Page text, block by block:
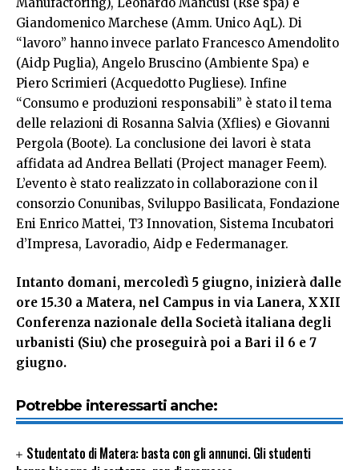
Giandomenico Marchese (Amm. Unico AqL). Di
“lavoro” hanno invece parlato Francesco Amendolito
(Aidp Puglia), Angelo Bruscino (Ambiente Spa) e
Piero Scrimieri (Acquedotto Pugliese). Infine
“Consumo e produzioni responsabili” è stato il tema
delle relazioni di Rosanna Salvia (Xflies) e Giovanni
Pergola (Boote). La conclusione dei lavori è stata
affidata ad Andrea Bellati (Project manager Feem).
L’evento è stato realizzato in collaborazione con il
consorzio Conunibas, Sviluppo Basilicata, Fondazione
Eni Enrico Mattei, T3 Innovation, Sistema Incubatori
d’Impresa, Lavoradio, Aidp e Federmanager.
Intanto domani, mercoledì 5 giugno, inizierà dalle
ore 15.30 a Matera, nel Campus in via Lanera, XXII
Conferenza nazionale della Società italiana degli
urbanisti (Siu) che proseguirà poi a Bari il 6 e 7
giugno.
Potrebbe interessarti anche:
Studentato di Matera: basta con gli annunci. Gli studenti